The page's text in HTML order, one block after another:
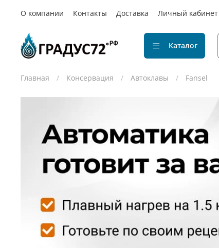
О компании Контакты Доставка Личный кабинет
Каталог
Главная Консервация Автоклавы Fansel